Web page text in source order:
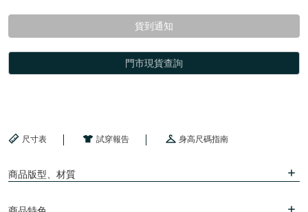
貨到通知
門市現貨查詢
尺寸表 試穿報告 身高尺碼指南
商品版型、材質